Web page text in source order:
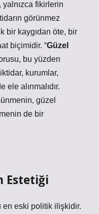
fikirlerin
görünmez
bir kaygıdan öte, bir
biçimidir. “Güzel
bu yüzden
iktidar, kurumlar,
ele alınmalıdır.
güzel
de bir
Estetiği
en eski politik ilişkidir.